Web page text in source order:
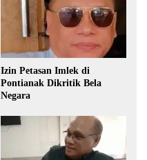
Izin Petasan Imlek di
Pontianak Dikritik Bela
Negara